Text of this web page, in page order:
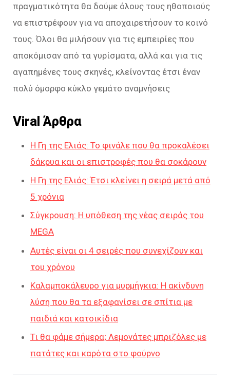
πραγματικότητα θα δούμε όλους τους ηθοποιούς
να επιστρέφουν για να αποχαιρετήσουν το κοινό
τους. Όλοι θα μιλήσουν για τις εμπειρίες που
αποκόμισαν από τα γυρίσματα, αλλά και για τις
αγαπημένες τους σκηνές, κλείνοντας έτσι έναν
πολύ όμορφο κύκλο γεμάτο αναμνήσεις
Viral Άρθρα
Η Γη της Ελιάς: Το φινάλε που θα προκαλέσει
δάκρυα και οι επιστροφές που θα σοκάρουν
Η Γη της Ελιάς: Έτσι κλείνει η σειρά μετά από
5 χρόνια
Σύγκρουση: Η υπόθεση της νέας σειράς του
MEGA
Αυτές είναι οι 4 σειρές που συνεχίζουν και
του χρόνου
Καλαμποκάλευρο για μυρμήγκια: Η ακίνδυνη
λύση που θα τα εξαφανίσει σε σπίτια με
παιδιά και κατοικίδια
Τι θα φάμε σήμερα; Λεμονάτες μπριζόλες με
πατάτες και καρότα στο φούρνο